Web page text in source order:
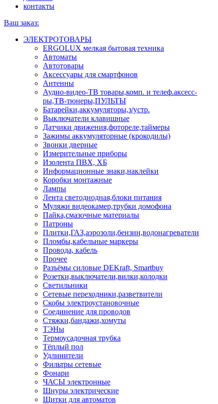
контакты
Ваш заказ:
ЭЛЕКТРОТОВАРЫ
ERGOLUX мелкая бытовая техника
Автоматы
Автотовары
Аксессуары для смартфонов
Антенны
Аудио-видео-ТВ товары,комп. и телеф.аксесс-
ры,ТВ-тюнеры,ПУЛЬТЫ
Батарейки,аккумуляторы,з/устр.
Выключатели клавишные
Датчики движения,фотореле,таймеры
Зажимы аккумуляторные (крокодилы)
Звонки дверные
Измерительные приборы
Изолента ПВХ, ХБ
Информационные знаки,наклейки
Коробки монтажные
Лампы
Лента светодиодная,блоки питания
Муляжи видеокамер,трубки домофона
Пайка,смазочные материалы
Патроны
Плитки,ГАЗ,аэрозоли,бензин,водонагреватели
Пломбы,кабельные маркеры
Провода, кабель
Прочее
Разъёмы силовые DEKraft, Smartbuy
Розетки,выключатели,вилки,колодки
Светильники
Сетевые переходники,разветвители
Скобы электроустановочные
Соединение для проводов
Стяжки,бандажи,хомуты
ТЭНы
Термоусадочная трубка
Тёплый пол
Удлинители
Фильтры сетевые
Фонари
ЧАСЫ электронные
Шнуры электрические
Щитки для автоматов